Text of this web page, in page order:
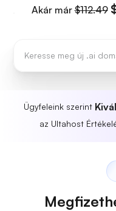
Akár már$112.49
Ügyfeleink szerint
az Ultahost